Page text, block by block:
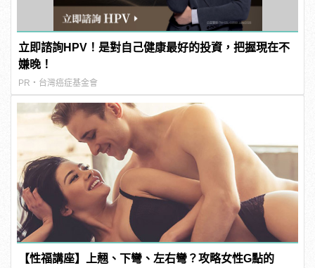
立即諮詢HPV！是對自己健康最好的投資，把握現在不
嫌晚！
PR・台灣癌症基金會
【性福講座】上翹、下彎、左右彎？攻略女性G點的